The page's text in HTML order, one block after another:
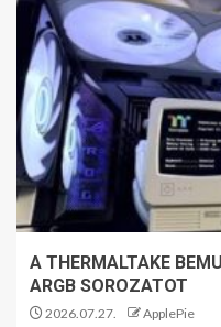
A THERMALTAKE
ARGB SOROZATOT
2026.07.27. ApplePie